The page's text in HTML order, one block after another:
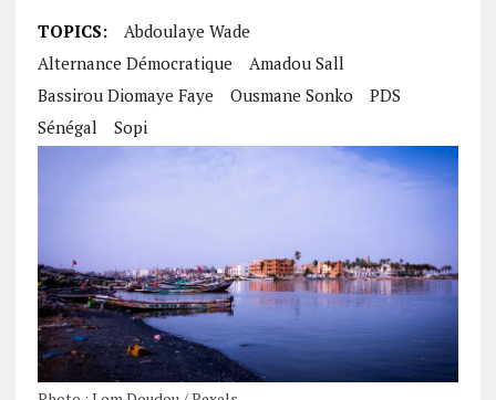
TOPICS:
Abdoulaye Wade
Alternance Démocratique
Amadou Sall
Bassirou Diomaye Faye
Ousmane Sonko
PDS
Sénégal
Sopi